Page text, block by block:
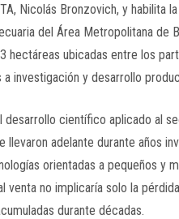
Nicolás Bronzovich, y habilita
del Área Metropolitana de
hectáreas ubicadas entre los
investigación y desarrollo
científico aplicado al
adelante durante años
orientadas a pequeños y
no implicaría solo la
durante décadas.